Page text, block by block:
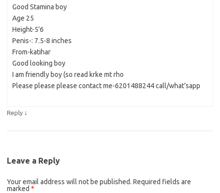
Good Stamina boy
Age 25
Height-5’6
Penis-: 7.5-8 inches
From-katihar
Good looking boy
I am friendly boy (so read krke mt rho
Please please please contact me-6201488244 call/what’sapp
Reply ↓
Leave a Reply
Your email address will not be published. Required fields are
marked *